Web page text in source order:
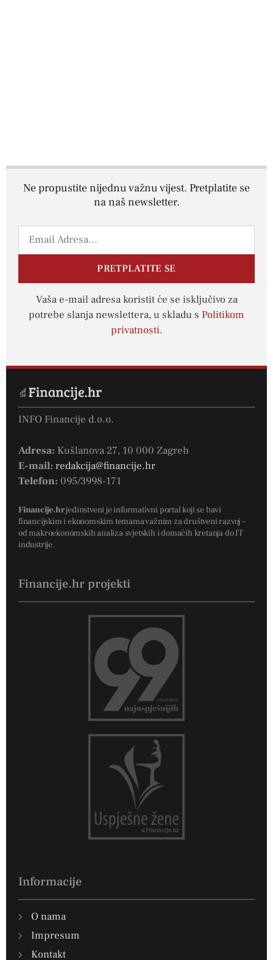
Ne propustite nijednu važnu vijest. Pretplatite se
na naš newsletter.
PRETPLATITE SE
Vaša e-mail adresa koristit će se isključivo za
potrebe slanja newslettera, u skladu s Politikom
privatnosti.
INFO Financije d.o.o.
Adresa: Kušlanova 27, 10 000 Zagreb
E-mail: redakcija@financije.hr
Telefon: 095/3998-171
Financije.hrjedinstveni je informativni portal koji se bavi
financijskim i ekonomskim temama važnim za društveni razvoj –
od makroekonomskih analiza svjetskih i domaćih kretanja do IT
industrije.
Financije.hr projekti
Informacije
O nama
Impresum
Kontakt